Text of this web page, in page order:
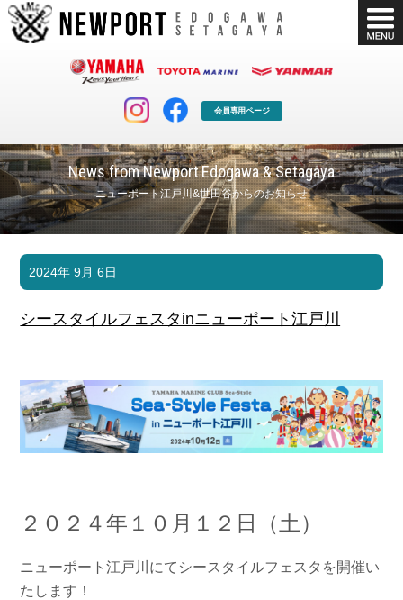
会員専用ページ
News from Newport Edogawa & Setagaya
ニューポート江戸川&世田谷からのお知らせ
マリンクラブ
マリンライフを堪能したい！
ボート販売
ボート免許
長年の実績と信頼！
シースタイル
Sea-Style
Shop Info. Blog
お問い合わせ
Contact us
会社概要
Company
2024年 9月 6日
シースタイルフェスタinニューポート江戸川
２０２４年１０月１２日（土）
ニューポート江戸川にてシースタイルフェスタを開催い
たします！